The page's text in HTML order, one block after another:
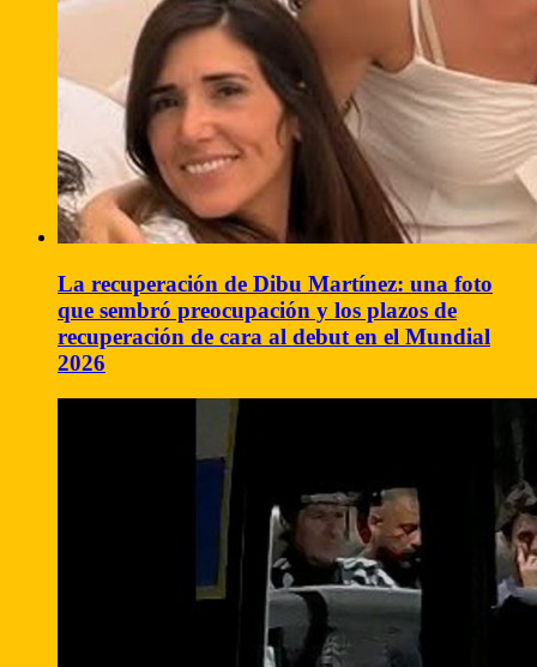
La recuperación de Dibu Martínez: una foto
que sembró preocupación y los plazos de
recuperación de cara al debut en el Mundial
2026